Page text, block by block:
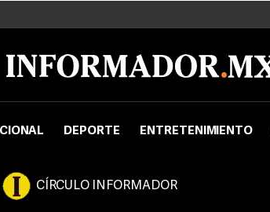
DEPORTE ENTRETENIMIENTO
CÍRCULO INFORMADOR